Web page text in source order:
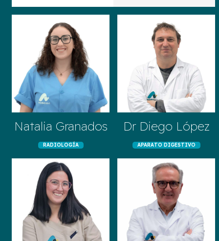
Natalia Granados
RADIOLOGÍA
Dr Diego López
APARATO DIGESTIVO